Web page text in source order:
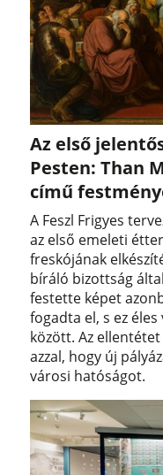
Az első
Pesten: Than
című
A Feszl Frigyes
az első emeleti
freskójának
bíráló bizottság
festette képet
fogadta el, s ez
között. Az
azzal, hogy új
városi hatóságot.